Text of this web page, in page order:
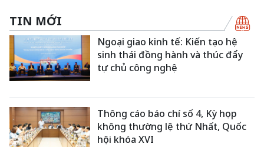
TIN MỚI
Ngoại giao kinh tế: Kiến tạo hệ
sinh thái đồng hành và thúc đẩy
tự chủ công nghệ
Thông cáo báo chí số 4, Kỳ họp
không thường lệ thứ Nhất, Quốc
hội khóa XVI